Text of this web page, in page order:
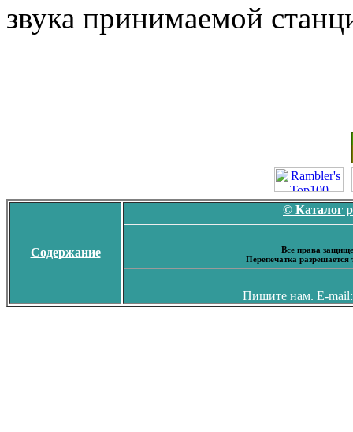
звука принимаемой
Содержание
© Каталог
Все права
Перепечатка
Пишите нам. E-